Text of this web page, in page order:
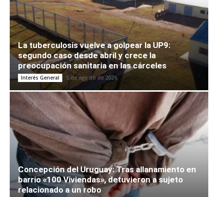
La tuberculosis vuelve a golpear la UP9:
segundo caso desde abril y crece la
preocupación sanitaria en las cárceles
Interés General 5 de agosto de 2026
Concepción del Uruguay: Tras allanamiento en
barrio «100 Viviendas», detuvieron a sujeto
relacionado a un robo